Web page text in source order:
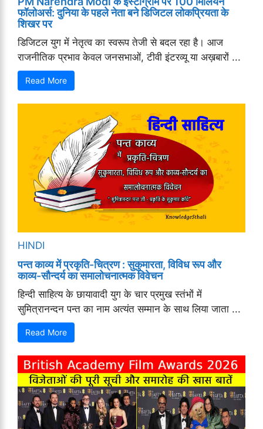
फॉलोअर्स: दुनिया के पहले नेता बने डिजिटल लोकप्रियता के
शिखर पर
डिजिटल युग में नेतृत्व का स्वरूप तेजी से बदल रहा है। आज
राजनीतिक प्रभाव केवल जनसभाओं, टीवी इंटरव्यू या अख़बारों ...
Read More
HINDI
पन्त काव्य में प्रकृति-चित्रण : सुकुमारता, विविध रूप और
काव्य-सौन्दर्य का समालोचनात्मक विवेचन
हिन्दी साहित्य के छायावादी युग के चार प्रमुख स्तंभों में
सुमित्रानन्दन पन्त का नाम अत्यंत सम्मान के साथ लिया जाता ...
Read More